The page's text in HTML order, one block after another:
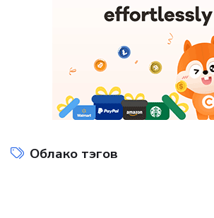
Облако тэгов